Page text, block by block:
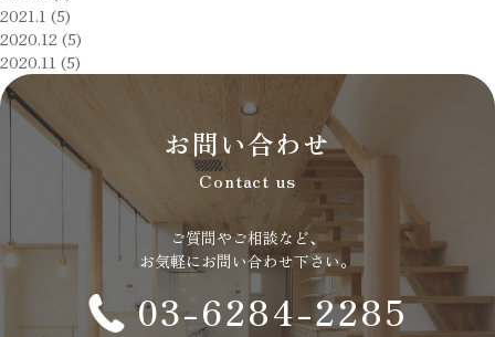
2021.1 (5)
2020.12 (5)
2020.11 (5)
お問い合わせ
Contact us
ご質問やご相談など、
お気軽にお問い合わせ下さい。
03-6284-2285